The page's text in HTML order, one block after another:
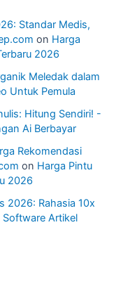
Standar Medis,
on Harga
2026
Meledak dalam
Untuk Pemula
Hitung Sendiri! -
Ai Berbayar
Rekomendasi
on Harga Pintu
2026
2026: Rahasia 10x
Software Artikel